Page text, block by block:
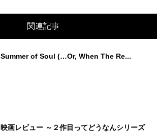
関連記事
Summer of Soul (…Or, When The Re...
映画レビュー ～２作目ってどうなんシリーズ